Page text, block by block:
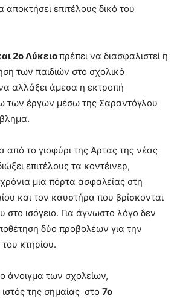
επιτέλους δικό του
2ο Λύκειοπρέπει να διασφαλιστεί η
των παιδιών στο σχολικό
αλλάξει άμεσα η εκτροπή
των έργων μέσω της Σαραντόγλου
από το γιοφύρι της Άρτας της νέας
επιτέλους τα κοντέινερ,
μια πόρτα ασφαλείας στη
και τον καυστήρα που βρίσκονται
στο ισόγειο. Για άγνωστο λόγο δεν
δύο προβολέων για την
κτηρίου.
άνοιγμα των σχολείων,
της σημαίας στο 7ο